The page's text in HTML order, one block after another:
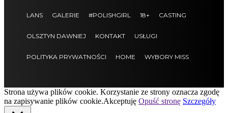
LANS GALERIE #POLISHGIRL 18+ CASTING
OLSZTYN DAWNIEJ KONTAKT USŁUGI
POLITYKA PRYWATNOŚCI HOME WYBORY MISS
Strona używa plików cookie. Korzystanie ze strony oznacza zgodę
na zapisywanie plików cookie.Akceptuję Opuść stronę Szczegóły